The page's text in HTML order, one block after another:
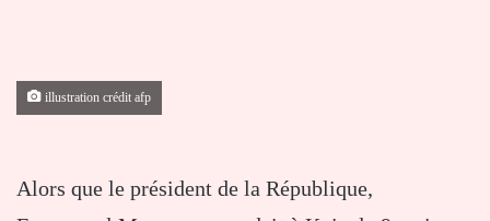
illustration crédit afp
Alors que le président de la République,